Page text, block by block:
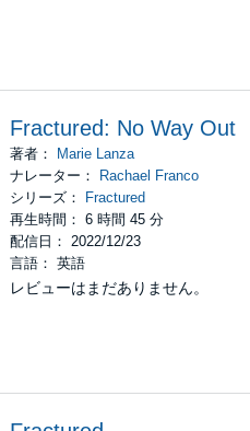
Fractured: No Way Out
著者：
Marie Lanza
ナレーター：
Rachael Franco
シリーズ：
Fractured
再生時間： 6 時間 45 分
配信日： 2022/12/23
言語： 英語
レビューはまだありません。